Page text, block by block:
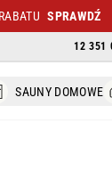
SPRAWDŹ
12 351
SAUNY DOMOWE